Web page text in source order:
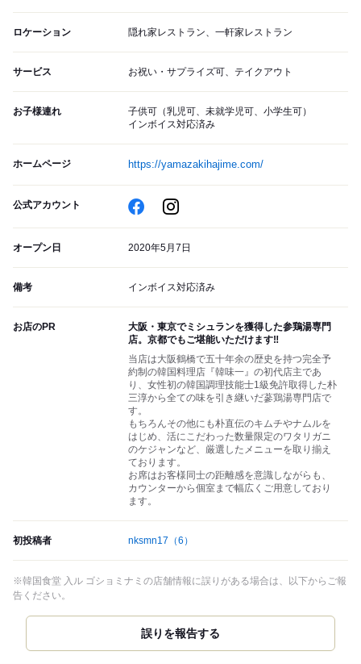
ロケーション 隠れ家レストラン、一軒家レストラン
サービス お祝い・サプライズ可、テイクアウト
お子様連れ
子供可（乳児可、未就学児可、小学生可）
インボイス対応済み
ホームページ https://yamazakihajime.com/
公式アカウント
オープン日 2020年5月7日
備考 インボイス対応済み
お店のPR
大阪・東京でミシュランを獲得した参鶏湯専門
店。京都でもご堪能いただけます‼️
当店は大阪鶴橋で五十年余の歴史を持つ完全予
約制の韓国料理店『韓味一』の初代店主であ
り、女性初の韓国調理技能士1級免許取得した朴
三淳から全ての味を引き継いだ蔘鶏湯専門店で
す。
もちろんその他にも朴直伝のキムチやナムルを
はじめ、活にこだわった数量限定のワタリガニ
のケジャンなど、厳選したメニューを取り揃え
ております。
お席はお客様同士の距離感を意識しながらも、
カウンターから個室まで幅広くご用意しており
ます。
初投稿者 nksmn17 （6）
※韓国食堂 入ル ゴショミナミの店舗情報に誤りがある場合は、以下からご報
告ください。
誤りを報告する